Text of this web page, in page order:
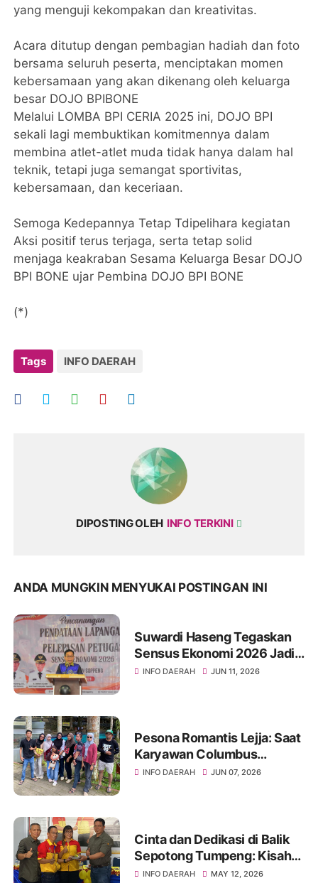
yang menguji kekompakan dan kreativitas.
Acara ditutup dengan pembagian hadiah dan foto
bersama seluruh peserta, menciptakan momen
kebersamaan yang akan dikenang oleh keluarga
besar DOJO BPIBONE
Melalui LOMBA BPI CERIA 2025 ini, DOJO BPI
sekali lagi membuktikan komitmennya dalam
membina atlet-atlet muda tidak hanya dalam hal
teknik, tetapi juga semangat sportivitas,
kebersamaan, dan keceriaan.
Semoga Kedepannya Tetap Tdipelihara kegiatan
Aksi positif terus terjaga, serta tetap solid
menjaga keakraban Sesama Keluarga Besar DOJO
BPI BONE ujar Pembina DOJO BPI BONE
(*)
Tags INFO DAERAH
DIPOSTING OLEH INFO TERKINI
ANDA MUNGKIN MENYUKAI POSTINGAN INI
Suwardi Haseng Tegaskan
Sensus Ekonomi 2026 Jadi
Basis Pembangunan
INFO DAERAH JUN 11, 2026
Pesona Romantis Lejja: Saat
Karyawan Columbus
Soppeng Menenun
INFO DAERAH JUN 07, 2026
Cinta dan Dedikasi di Balik
Sepotong Tumpeng: Kisah
Manis Columbus Soppeng &
INFO DAERAH MAY 12, 2026